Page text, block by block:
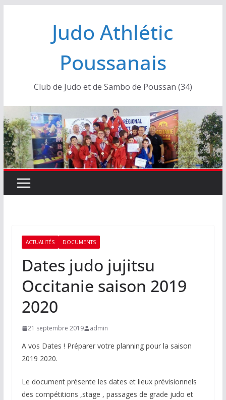
Judo Athlétic
Poussanais
Club de Judo et de Sambo de Poussan (34)
ACTUALITÉS DOCUMENTS
Dates judo jujitsu
Occitanie saison 2019
2020
21 septembre 2019 admin
A vos Dates ! Préparer votre planning pour la saison
2019 2020.
Le document présente les dates et lieux prévisionnels
des compétitions ,stage , passages de grade judo et